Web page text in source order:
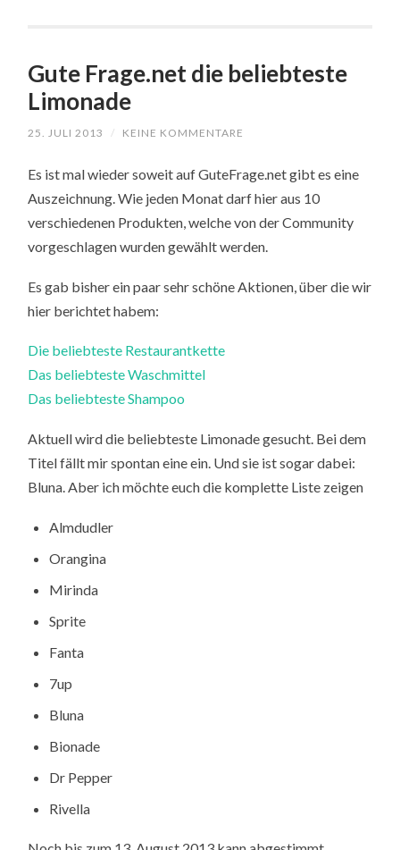
Gute Frage.net die beliebteste
Limonade
25. JULI 2013 / KEINE KOMMENTARE
Es ist mal wieder soweit auf GuteFrage.net gibt es eine
Auszeichnung. Wie jeden Monat darf hier aus 10
verschiedenen Produkten, welche von der Community
vorgeschlagen wurden gewählt werden.
Es gab bisher ein paar sehr schöne Aktionen, über die wir
hier berichtet habem:
Die beliebteste Restaurantkette
Das beliebteste Waschmittel
Das beliebteste Shampoo
Aktuell wird die beliebteste Limonade gesucht. Bei dem
Titel fällt mir spontan eine ein. Und sie ist sogar dabei:
Bluna. Aber ich möchte euch die komplette Liste zeigen
Almdudler
Orangina
Mirinda
Sprite
Fanta
7up
Bluna
Bionade
Dr Pepper
Rivella